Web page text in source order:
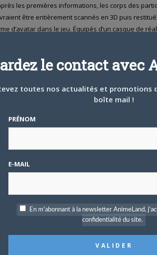
les premières informations, les corps des
être entièrement scannés en 3D puis
d’avatar dans le jeu. Équipés d’un casque de
le contact avec
toutes nos actualités et promotions
boîte mail !
PRÉNOM
E-MAIL
En m'abonnant à la newsletter AnimeLand,
confidentialité du site.